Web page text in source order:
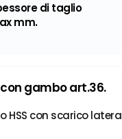
di taglio
mm.
gambo art.36.
HSS con scarico